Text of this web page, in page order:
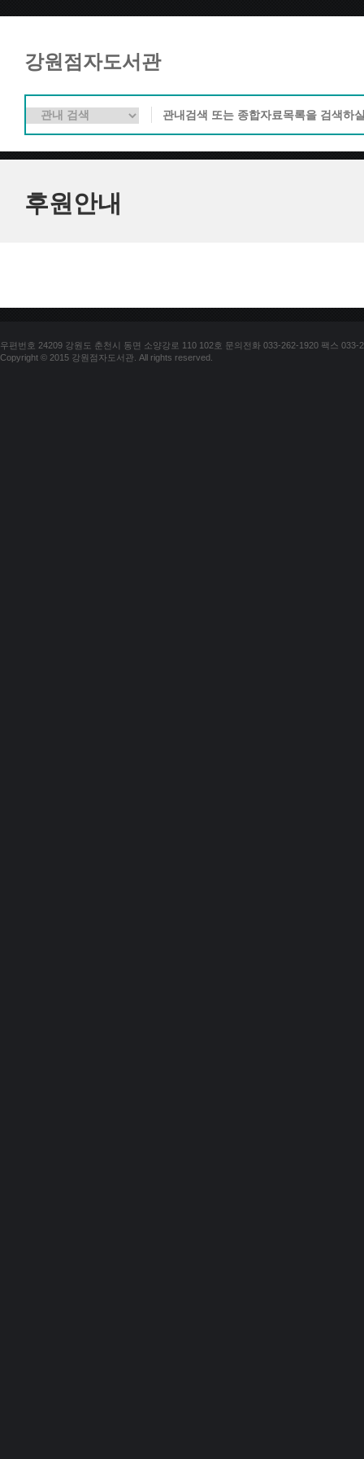
강원점자도서관
후원안내
우편번호 24209 강원도 춘천시 동면 소양강로 110 102호 문의전화 033-262-1920 팩스 033-
Copyright © 2015 강원점자도서관. All rights reserved.